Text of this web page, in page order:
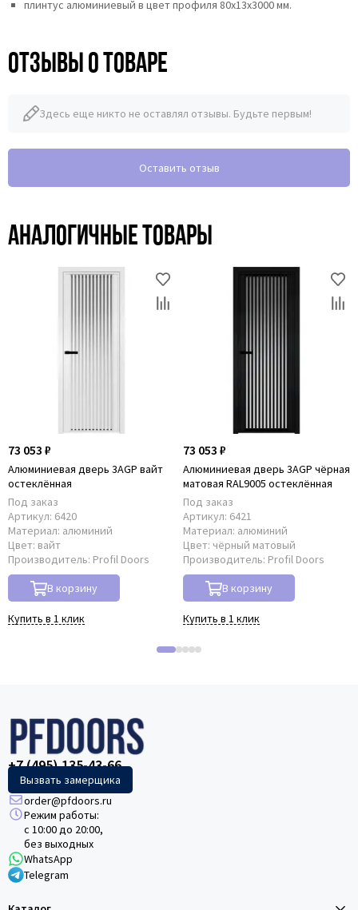
плинтус алюминиевый в цвет профиля 80х13х3000 мм.
Отзывы о товаре
Здесь еще никто не оставлял отзывы. Будьте первым!
Оставить отзыв
Аналогичные товары
73 053 ₽
Алюминиевая дверь 3AGP вайт
остеклённая
Под заказ
Артикул: 6420
Материал: алюминий
Цвет: вайт
Производитель: Profil Doors
В корзину
Купить в 1 клик
73 053 ₽
Алюминиевая дверь 3AGP чёрная
матовая RAL9005 остеклённая
Под заказ
Артикул: 6421
Материал: алюминий
Цвет: чёрный матовый
Производитель: Profil Doors
В корзину
Купить в 1 клик
+7 (495) 135-43-66
Вызвать замерщика
order@pfdoors.ru
Режим работы:
с 10:00 до 20:00,
без выходных
WhatsApp
Telegram